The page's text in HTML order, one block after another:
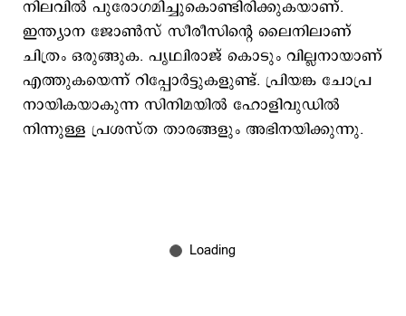
നിലവിൽ പുരോ​ഗമിച്ചുകൊണ്ടിരിക്കുകയാണ്.
ഇന്ത്യാന ജോൺസ് സീരീസിന്റെ ലൈനിലാണ്
ചിത്രം ഒരുങ്ങുക. പൃഥ്വിരാജ് കൊടും വില്ലനായാണ്
എത്തുകയെന്ന് റിപ്പോര്‍ട്ടുകളുണ്ട്. പ്രിയങ്ക ചോപ്ര
നായികയാകുന്ന സിനിമയില്‍ ഹോളിവുഡില്‍
നിന്നുള്ള പ്രശസ്ത താരങ്ങളും അഭിനയിക്കുന്നു.